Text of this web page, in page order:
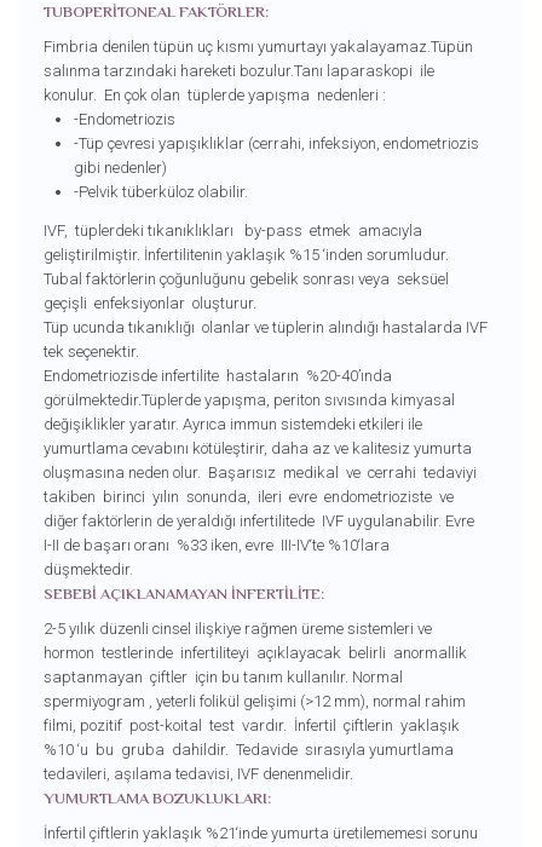
TUBOPERİTONEAL FAKTÖRLER:
Fimbria denilen tüpün uç kısmı yumurtayı yakalayamaz.Tüpün
salınma tarzındaki hareketi bozulur.Tanı laparaskopi ile
konulur. En çok olan tüplerde yapışma nedenleri :
-Endometriozis
-Tüp çevresi yapışıklıklar (cerrahi, infeksiyon, endometriozis
gibi nedenler)
-Pelvik tüberküloz olabilir.
IVF, tüplerdeki tıkanıklıkları by-pass etmek amacıyla
geliştirilmiştir. İnfertilitenin yaklaşık %15 ‘inden sorumludur.
Tubal faktörlerin çoğunluğunu gebelik sonrası veya seksüel
geçişli enfeksiyonlar oluşturur.
Tüp ucunda tıkanıklığı olanlar ve tüplerin alındığı hastalarda IVF
tek seçenektir.
Endometriozisde infertilite hastaların %20-40’ında
görülmektedir.Tüplerde yapışma, periton sıvısında kimyasal
değişiklikler yaratır. Ayrıca immun sistemdeki etkileri ile
yumurtlama cevabını kötüleştirir, daha az ve kalitesiz yumurta
oluşmasına neden olur. Başarısız medikal ve cerrahi tedaviyi
takiben birinci yılın sonunda, ileri evre endometrioziste ve
diğer faktörlerin de yeraldığı infertilitede IVF uygulanabilir. Evre
I-II de başarı oranı %33 iken, evre III-IV‘te %10‘lara
düşmektedir.
SEBEBİ AÇIKLANAMAYAN İNFERTİLİTE:
2-5 yılık düzenli cinsel ilişkiye rağmen üreme sistemleri ve
hormon testlerinde infertiliteyi açıklayacak belirli anormallik
saptanmayan çiftler için bu tanım kullanılır. Normal
spermiyogram , yeterli folikül gelişimi (>12 mm), normal rahim
filmi, pozitif post-koital test vardır. İnfertil çiftlerin yaklaşık
%10 ‘u bu gruba dahildir. Tedavide sırasıyla yumurtlama
tedavileri, aşılama tedavisi, IVF denenmelidir.
YUMURTLAMA BOZUKLUKLARI:
İnfertil çiftlerin yaklaşık %21‘inde yumurta üretilememesi sorunu